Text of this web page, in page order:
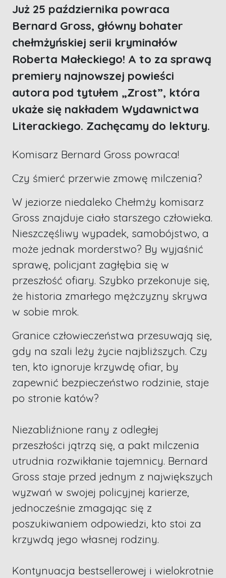
Już 25 października powraca
Bernard Gross, główny bohater
chełmżyńskiej serii kryminałów
Roberta Małeckiego! A to za sprawą
premiery najnowszej powieści
autora pod tytułem „Zrost”, która
ukaże się nakładem Wydawnictwa
Literackiego. Zachęcamy do lektury.
Komisarz Bernard Gross powraca!
Czy śmierć przerwie zmowę milczenia?
W jeziorze niedaleko Chełmży komisarz
Gross znajduje ciało starszego człowieka.
Nieszczęśliwy wypadek, samobójstwo, a
może jednak morderstwo? By wyjaśnić
sprawę, policjant zagłębia się w
przeszłość ofiary. Szybko przekonuje się,
że historia zmarłego mężczyzny skrywa
w sobie mrok.
Granice człowieczeństwa przesuwają się,
gdy na szali leży życie najbliższych. Czy
ten, kto ignoruje krzywdę ofiar, by
zapewnić bezpieczeństwo rodzinie, staje
po stronie katów?
Niezabliźnione rany z odległej
przeszłości jątrzą się, a pakt milczenia
utrudnia rozwikłanie tajemnicy. Bernard
Gross staje przed jednym z największych
wyzwań w swojej policyjnej karierze,
jednocześnie zmagając się z
poszukiwaniem odpowiedzi, kto stoi za
krzywdą jego własnej rodziny.
Kontynuacja bestsellerowej i wielokrotnie